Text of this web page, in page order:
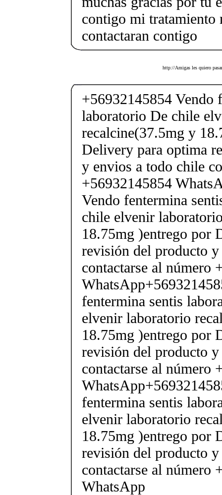
contigo mi tratamiento
contactaran contigo
http://Amigas les quiero
+56932145854 Vendo
laboratorio De chile
recalcine(37.5mg y
Delivery para optima
y envios a todo chile
+56932145854
Vendo fentermina
chile elvenir
18.75mg )entrego por
revisión del producto
contactarse al número
fentermina sentis
elvenir laboratorio
18.75mg )entrego por
revisión del producto
contactarse al número
fentermina sentis
elvenir laboratorio
18.75mg )entrego por
revisión del producto
contactarse al número
WhatsApp